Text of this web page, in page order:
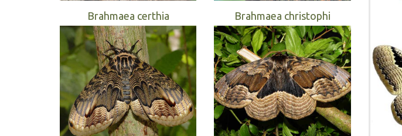
Brahmaea certhia Brahmaea christophi